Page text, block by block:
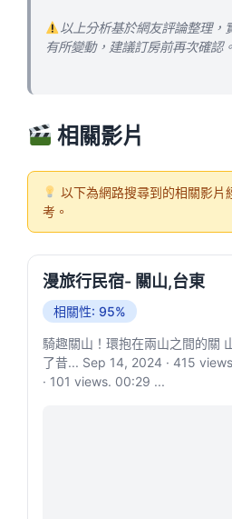
以上分析基於網友評論整理，
有所變動，建議訂房前再次確認。
相關影片
以下為網路搜尋到的相關影片
考。
漫旅行民宿- 關山,台東
相關性: 95%
騎趣關山！環抱在兩山之間的關
了昔... Sep 14, 2024 · 415
· 101 views. 00:29 ...